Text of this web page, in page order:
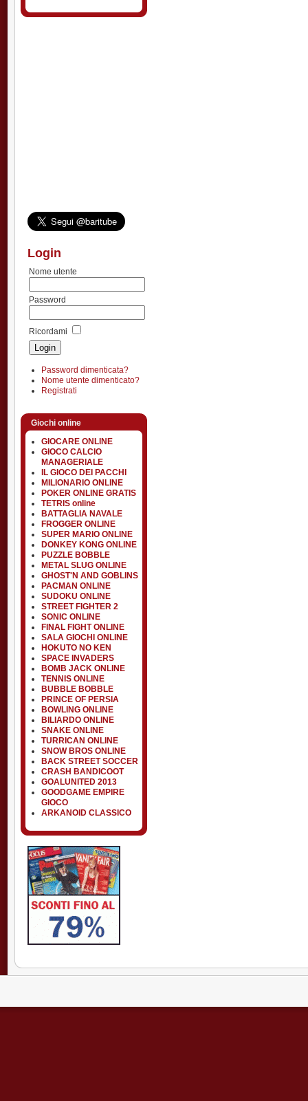
Login
Nome utente
Password
Ricordami
Password dimenticata?
Nome utente dimenticato?
Registrati
Giochi online
GIOCARE ONLINE
GIOCO CALCIO
MANAGERIALE
IL GIOCO DEI PACCHI
MILIONARIO ONLINE
POKER ONLINE GRATIS
TETRIS online
BATTAGLIA NAVALE
FROGGER ONLINE
SUPER MARIO ONLINE
DONKEY KONG ONLINE
PUZZLE BOBBLE
METAL SLUG ONLINE
GHOST'N AND GOBLINS
PACMAN ONLINE
SUDOKU ONLINE
STREET FIGHTER 2
SONIC ONLINE
FINAL FIGHT ONLINE
SALA GIOCHI ONLINE
HOKUTO NO KEN
SPACE INVADERS
BOMB JACK ONLINE
TENNIS ONLINE
BUBBLE BOBBLE
PRINCE OF PERSIA
BOWLING ONLINE
BILIARDO ONLINE
SNAKE ONLINE
TURRICAN ONLINE
SNOW BROS ONLINE
BACK STREET SOCCER
CRASH BANDICOOT
GOALUNITED 2013
GOODGAME EMPIRE
GIOCO
ARKANOID CLASSICO